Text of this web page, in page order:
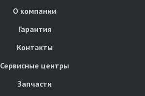
О компании
Гарантия
Контакты
Сервисные центры
Запчасти